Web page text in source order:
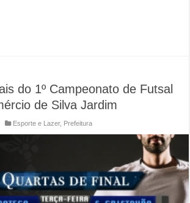
do 1º Campeonato de Futsal
de Silva Jardim
Esporte e Lazer, Prefeitura